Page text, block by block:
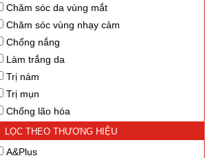
Chăm sóc da vùng mắt
Chăm sóc vùng nhạy cảm
Chống nắng
Làm trắng da
Trị nám
Trị mụn
Chống lão hóa
Thay da sinh học
LỌC THEO THƯƠNG HIỆU
A&Plus